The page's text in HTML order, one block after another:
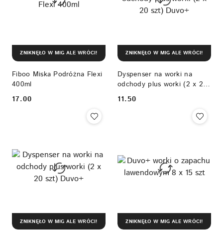
Fiboo Miska Podróżna Flexi
400ml
Cena:
17.00
ZNIKNĘŁO W MIG ALE WRÓCI!
Dyspenser na worki na
odchody plus worki (2 x 20
szt) Duvo+
Cena:
11.50
ZNIKNĘŁO W MIG ALE WRÓCI!
ZNIKNĘŁO W MIG ALE WRÓCI! ZNIKNĘŁO W MIG ALE WRÓCI!